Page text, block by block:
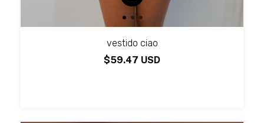
vestido ciao
$59.47 USD